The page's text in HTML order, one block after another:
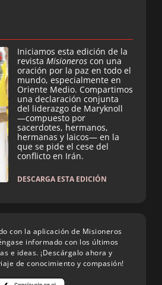
Iniciamos esta edición de la
revista Misioneros con una
oración por la paz en todo el
mundo, especialmente en
Oriente Medio. Compartimos
una declaración conjunta
del liderazgo de Maryknoll
—compuesto por
sacerdotes, hermanos,
hermanas y laicos— en la
que se pide el cese del
conflicto en Irán.
DESCARGA ESTA EDICIÓN
con la aplicación de Misioneros
informado con los últimos
e ideas. ¡Descárgalo ahora y
de conocimiento y compasión!